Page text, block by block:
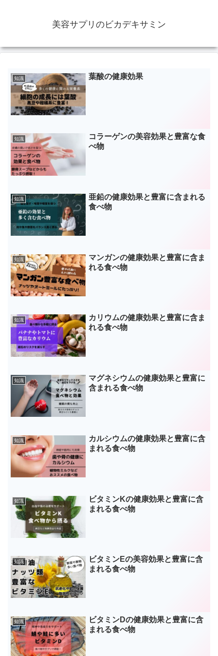
美容サプリのビカデキサミン
知識 葉酸の健康効果
知識
コラーゲンの美容効果と豊富な食
べ物
知識
亜鉛の健康効果と豊富に含まれる
食べ物
知識
マンガンの健康効果と豊富に含ま
れる食べ物
知識
カリウムの健康効果と豊富に含ま
れる食べ物
知識
マグネシウムの健康効果と豊富に
含まれる食べ物
知識
カルシウムの健康効果と豊富に含
まれる食べ物
知識
ビタミンKの健康効果と豊富に含
まれる食べ物
知識
ビタミンEの美容効果と豊富に含
まれる食べ物
知識
ビタミンDの健康効果と豊富に含
まれる食べ物